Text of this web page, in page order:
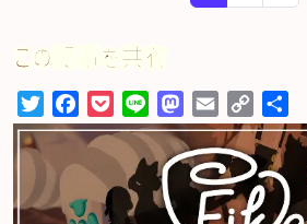
この記事を共有
TwitterFacebook
PocketLine Mastodon
Email Copy
Link有